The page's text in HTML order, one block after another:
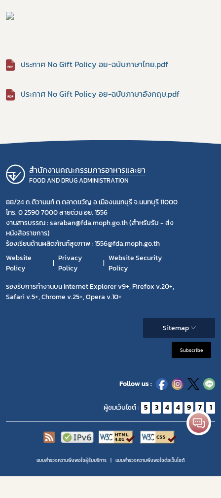
ประกาศ No Gift Policy อย-ฉบับภาษาไทย.pdf
ประกาศ No Gift Policy อย-ฉบับภาษาอังกฤษ.pdf
สำนักงานคณะกรรมการอาหารและยา
FOOD AND DRUG ADMINISTRATION
88/24 ถ.ติวานนท์ ต.ตลาดขวัญ อ.เมืองนนทบุรี จ.นนทบุรี 11000
โทร. 0 2590 7000 สายด่วน อย. 1556
งานสารบรรณ : saraban@fda.moph.go.th (สำหรับรับ - ส่ง
หนังสือราชการ)
ร้องเรียนด้านผลิตภัณฑ์สุขภาพ : 1556@fda.moph.go.th
Website
Policy
Privacy
Policy
Website Security
Policy
รองรับการทำงานบน Internet Explorer v9+, Firefox v.20+,
Safari v.5+, Chrome v.25+, Opera v.10+
Sitemap
Subscribe
Follow us :
ผู้ชมเว็บไซต์ : 5 3 4 4 9 7 1
แบบสำรวจความพึงพอใจผู้รับบริการ แบบสำรวจความพีงพอใจต่อเว็บไซต์